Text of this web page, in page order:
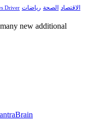
Driver الاقتصاد الصحة رياضات
new additional